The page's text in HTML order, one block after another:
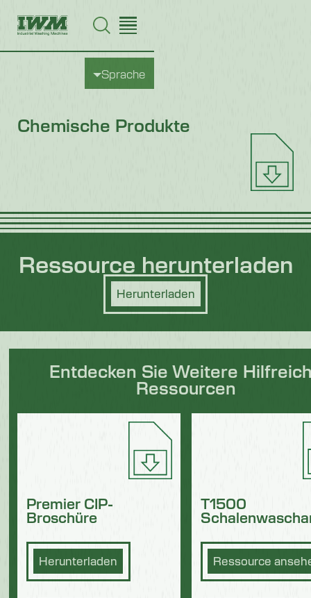
Sprache
Chemische Produkte
Ressource herunterladen
Herunterladen
Entdecken Sie Weitere
Ressourcen
Premier CIP-
Broschüre
Herunterladen
T1500
Ressource